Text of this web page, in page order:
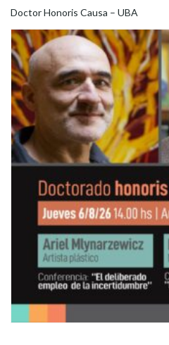
Doctor Honoris Causa – UBA